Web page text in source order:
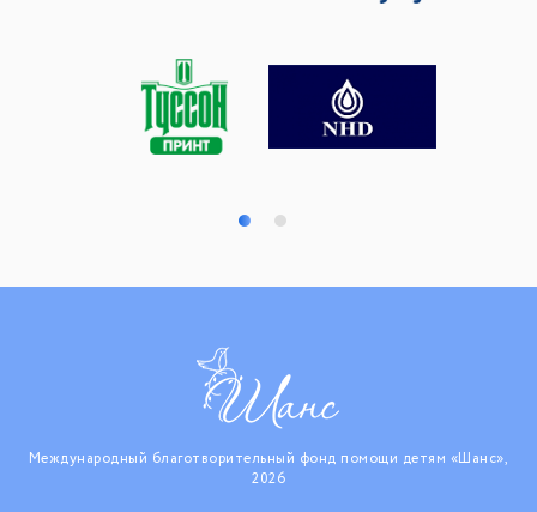
Международный благотворительный фонд помощи детям «Шанс»,
2026